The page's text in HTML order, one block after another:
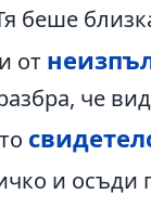
беше
от
че
и